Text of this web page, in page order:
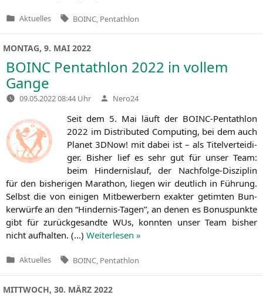
Veröffentlicht
Aktuelles Tags:
BOINC Pentathlon
MONTAG, 9. MAI 2022
BOINC Pentathlon 2022 in vollem
Gange
09.05.2022 08:44 Uhr Verfasst
von
Nero24
Seit dem 5. Mai läuft der BOINC-Pent­ath­lon
2022 im Dis­tri­bu­ted Com­pu­ting, bei dem auch
Pla­net 3DNow! mit dabei ist – als Titel­ver­tei­di­
ger. Bis­her lief es sehr gut für unser Team:
beim Hin­der­nis­lauf, der Nach­fol­ge-Dis­zi­plin
für den bis­he­ri­gen Mara­thon, lie­gen wir deut­lich in Füh­rung.
Selbst die von eini­gen Mit­be­wer­bern exak­ter getim­ten Bun­
ker­wür­fe an den “Hin­der­nis-Tagen”, an denen es Bonus­punk­te
gibt für zurück­ge­sand­te WUs, konn­ten unser Team bis­her
nicht auf­hal­ten. (…) Wei­ter­le­sen »
Veröffentlicht
Aktuelles Tags:
BOINC Pentathlon
MITTWOCH, 30. MÄRZ 2022